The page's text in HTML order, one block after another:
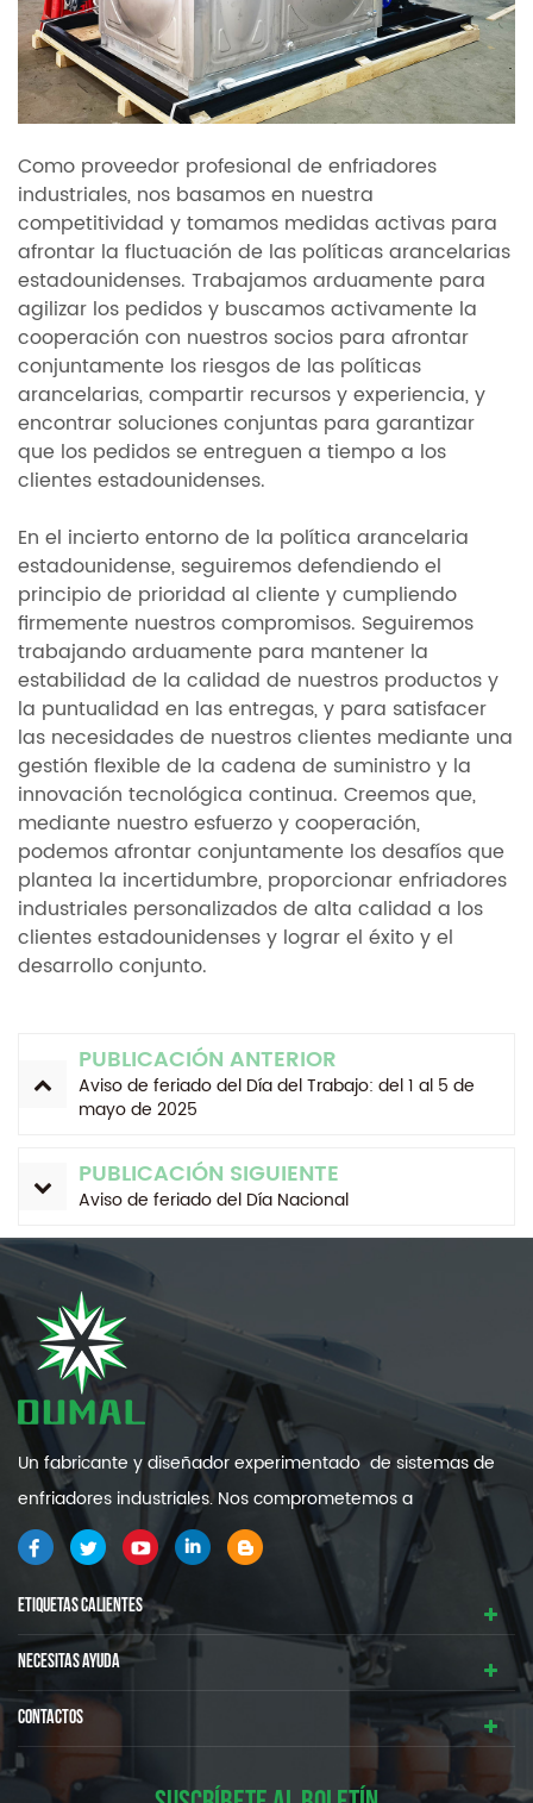
Como proveedor profesional de enfriadores
industriales, nos basamos en nuestra
competitividad y tomamos medidas activas para
afrontar la fluctuación de las políticas arancelarias
estadounidenses. Trabajamos arduamente para
agilizar los pedidos y buscamos activamente la
cooperación con nuestros socios para afrontar
conjuntamente los riesgos de las políticas
arancelarias, compartir recursos y experiencia, y
encontrar soluciones conjuntas para garantizar
que los pedidos se entreguen a tiempo a los
clientes estadounidenses.
En el incierto entorno de la política arancelaria
estadounidense, seguiremos defendiendo el
principio de prioridad al cliente y cumpliendo
firmemente nuestros compromisos. Seguiremos
trabajando arduamente para mantener la
estabilidad de la calidad de nuestros productos y
la puntualidad en las entregas, y para satisfacer
las necesidades de nuestros clientes mediante una
gestión flexible de la cadena de suministro y la
innovación tecnológica continua. Creemos que,
mediante nuestro esfuerzo y cooperación,
podemos afrontar conjuntamente los desafíos que
plantea la incertidumbre, proporcionar enfriadores
industriales personalizados de alta calidad a los
clientes estadounidenses y lograr el éxito y el
desarrollo conjunto.
PUBLICACIÓN ANTERIOR
Aviso de feriado del Día del Trabajo: del 1 al 5 de
mayo de 2025
PUBLICACIÓN SIGUIENTE
Aviso de feriado del Día Nacional
Un fabricante y diseñador experimentado de sistemas de
enfriadores industriales. Nos comprometemos a
proporcionarle sistemas de refrigeración industrial de alta
calidad y eficiencia .
ETIQUETAS CALIENTES
NECESITAS AYUDA
CONTACTOS